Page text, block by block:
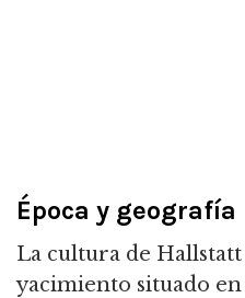
Época y geografía
La cultura de
yacimiento situado